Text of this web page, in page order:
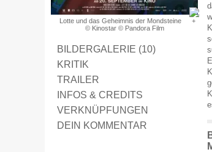
Lotte und das Geheimnis der Mondsteine
© Kinostar © Pandora Film
BILDERGALERIE (10)
KRITIK
TRAILER
INFOS & CREDITS
VERKNÜPFUNGEN
DEIN KOMMENTAR